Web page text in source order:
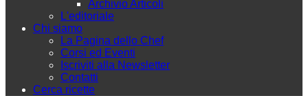
Archivio Articoli
L'editoriale
Chi siamo
La Pagina dello Chef
Corsi ed Eventi
Iscriviti alla Newsletter
Contatti
Cerca ricette